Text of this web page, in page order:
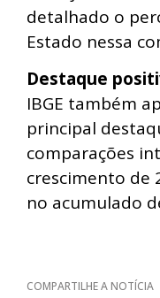
detalhado o
Estado nessa
Destaque
IBGE também
principal
comparações
crescimento de
no acumulado
COMPARTILHE A NOTÍCIA